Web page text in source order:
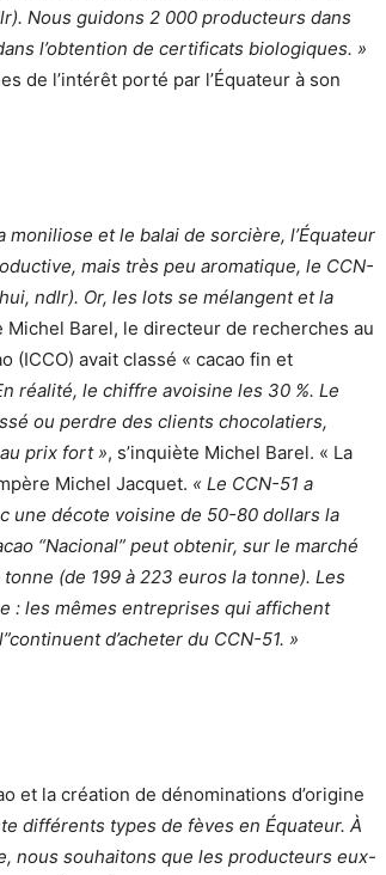
Nous guidons 2 000 producteurs dans
l’obtention de certificats biologiques. »
de l’intérêt porté par l’Équateur à son
et le balai de sorcière, l’Équateur
mais très peu aromatique, le CCN-
ndlr). Or, les lots se mélangent et la
Michel Barel, le directeur de recherches au
(ICCO) avait classé « cacao fin et
réalité, le chiffre avoisine les 30 %. Le
ou perdre des clients chocolatiers,
prix fort », s’inquiète Michel Barel. « La
Michel Jacquet. « Le CCN-51 a
une décote voisine de 50-80 dollars la
“Nacional” peut obtenir, sur le marché
(de 199 à 223 euros la tonne). Les
: les mêmes entreprises qui affichent
d’acheter du CCN-51. »
et la création de dénominations d’origine
différents types de fèves en Équateur. À
nous souhaitons que les producteurs eux-